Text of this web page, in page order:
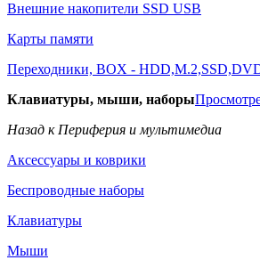
Внешние накопители SSD USB
Карты памяти
Переходники, BOX -
Клавиатуры, мыши, наборы
Назад к Периферия и мультимедиа
Аксессуары и коврики
Беспроводные наборы
Клавиатуры
Мыши